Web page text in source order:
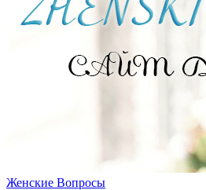
Женские Вопросы